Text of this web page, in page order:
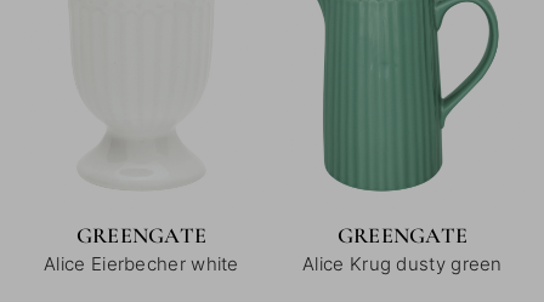
GREENGATE
Alice Eierbecher white
GREENGATE
Alice Krug dusty green